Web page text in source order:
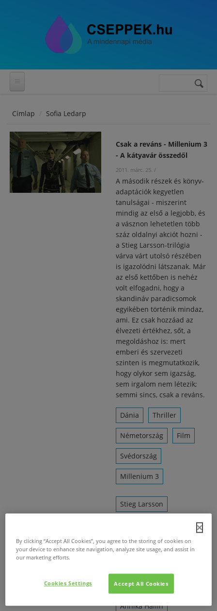
Keresés
Címlap Sofia Ledarp
Csak a reváns - Millenium 3
- A kátyavár összedől
2011. márc. 25. /
A második részek és könyv-
adaptációk kegyetlen
tanulságai - miszerint
mindig az első a legjobb, és
a vásznon lehetetlen több
száz oldalnyi akciót hozni -
a Stieg Larsson-trilógia
várva várt utolsó részében
is igazolódni látszanak. Már
az első kettőben is nehéz
volt elfogadni, hogy a
skandináv paradicsomok
egyikében történik mindaz,
ami. Ez csak hozzáad az
élvezeti értékhez, sőt, a
megoldáshoz is: mert
emberi és szervezeti
szinten is megmutatkozik,
hogy olykor sem igazság,
sem irgalom nem létezik;
semmi sincs, csak a reváns.
Dánia Thriller
Németország Film
Svédország
Millenium 3
Stieg Larsson
Noomi Rapace
Lena Endre
Annika Hallin
By clicking “Accept All Cookies”, you agree to the storing of cookies on
your device to enhance site navigation, analyze site usage, and assist in
our marketing efforts.
Accept All Cookies
Cookies Settings